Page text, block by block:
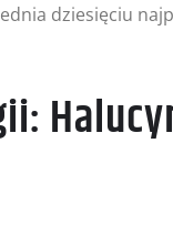
dziesięciu